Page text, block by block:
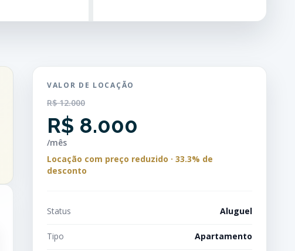
VALOR DE LOCAÇÃO
R$ 12.000
R$ 8.000
/mês
Locação com preço reduzido · 33.3% de
desconto
Status Aluguel
Tipo Apartamento